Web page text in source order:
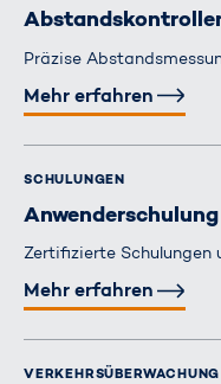
Präzise
Mehr erfahren
SCHULUNGEN
Zertifizierte Schulungen
Mehr erfahren
VERKEHRS­ÜBERWACHUNG